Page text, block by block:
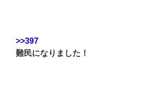
>>397
難民になりました！